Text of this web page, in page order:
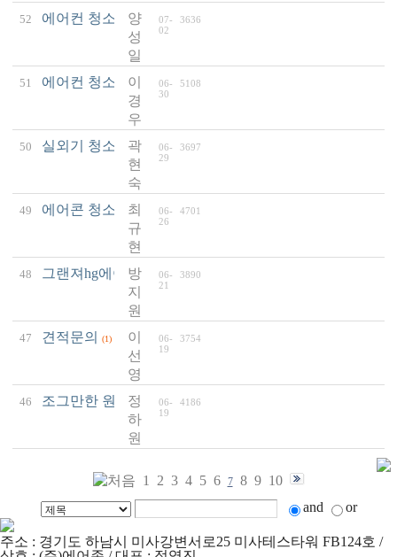
52 에어컨 청소 견적 문의요 (1)
양
성
일
07-
02
3636
51 에어컨 청소 후 틀면 목이 아파요
이
경
우
06-
30
5108
50 실외기 청소 문의 (1)
곽
현
숙
06-
29
3697
49 에어콘 청소 가격 문의 (1)
최
규
현
06-
26
4701
48 그랜져hg에어컨청소 견적문의요
방
지
원
06-
21
3890
47 견적문의 (1)
이
선
영
06-
19
3754
46 조그만한 원룸 벽걸이 휘센 에어컨 청소비용이요.
정
하
원
06-
19
4186
1 2 3 4 5 6 7 8 9 10
and
or
주소 : 경기도 하남시 미사강변서로25 미사테스타워 FB124호 /